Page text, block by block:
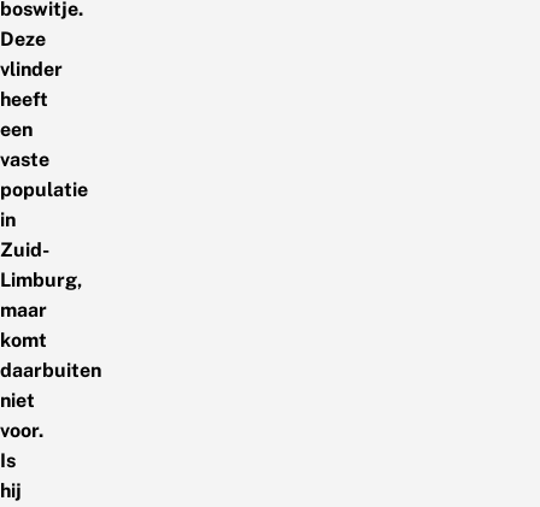
boswitje.
Deze
vlinder
heeft
een
vaste
populatie
in
Zuid-
Limburg,
maar
komt
daarbuiten
niet
voor.
Is
hij